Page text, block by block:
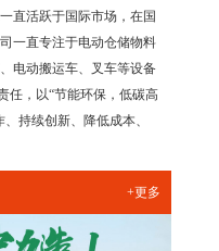
直活跃于国际市场，在国
一直专注于电动仓储物料
电动搬运车、叉车等设备
，以“节能环保，低碳高
持续创新、降低成本、
+更多